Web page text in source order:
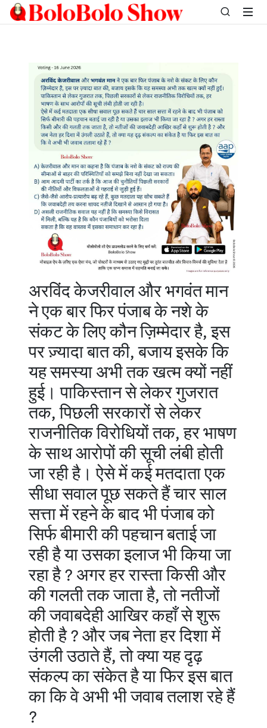
अरविंद केजरीवाल और भगवंत मान
ने एक बार फिर पंजाब के नशे के
संकट के लिए कौन ज़िम्मेदार है, इस
पर ज़्यादा बात की, बजाय इसके कि
यह समस्या अभी तक खत्म क्यों नहीं
हुई। पाकिस्तान से लेकर गुजरात
तक, पिछली सरकारों से लेकर
राजनीतिक विरोधियों तक, हर भाषण
के साथ आरोपों की सूची लंबी होती
जा रही है। ऐसे में कई मतदाता एक
सीधा सवाल पूछ सकते हैं चार साल
सत्ता में रहने के बाद भी पंजाब को
सिर्फ बीमारी की पहचान बताई जा
रही है या उसका इलाज भी किया जा
रहा है ? अगर हर रास्ता किसी और
की गलती तक जाता है, तो नतीजों
की जवाबदेही आखिर कहाँ से शुरू
होती है ? और जब नेता हर दिशा में
उंगली उठाते हैं, तो क्या यह दृढ़
संकल्प का संकेत है या फिर इस बात
का कि वे अभी भी जवाब तलाश रहे हैं
?